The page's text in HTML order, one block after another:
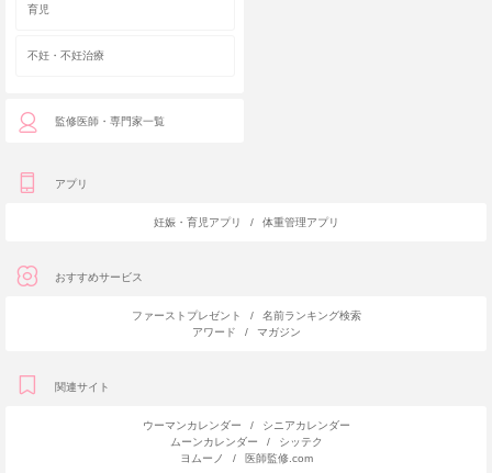
育児
不妊・不妊治療
監修医師・専門家一覧
アプリ
妊娠・育児アプリ / 体重管理アプリ
おすすめサービス
ファーストプレゼント /
名前ランキング検索
アワード
/ マガジン
関連サイト
ウーマンカレンダー /
シニアカレンダー
ムーンカレンダー
/
シッテク
ヨムーノ
/ 医師監修.com